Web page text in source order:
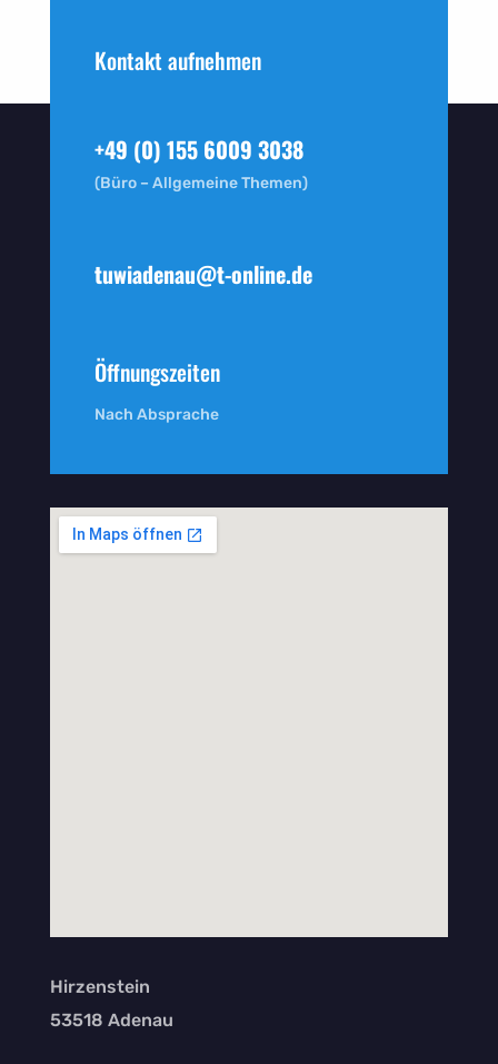
Kontakt aufnehmen
+49 (0) 155 6009 3038
(Büro – Allgemeine Themen)
tuwiadenau@t-online.de
Öffnungszeiten
Nach Absprache
Hirzenstein
53518 Adenau